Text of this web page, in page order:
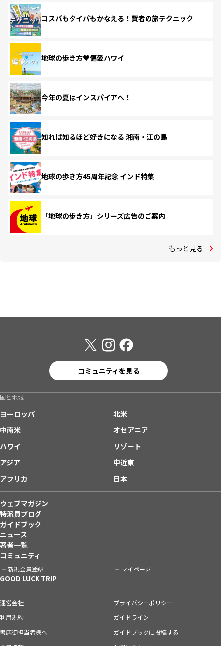
コスパもタイパもかなえる！賢者の旅テクニック
地球の歩き方♥偏愛ハワイ
今年の夏はインスパイアへ！
知れば知るほど好きになる 湘南・江の島
地球の歩き方45周年記念 インド特集
「地球の歩き方」シリーズ広告のご案内
もっと見る
コミュニティを見る
国と地域
ヨーロッパ
北米
中南米
オセアニア
ハワイ
リゾート
アジア
中近東
アフリカ
日本
ウェブマガジン
特派員ブログ
ガイドブック
ニュース
著者一覧
コミュニティ
新規会員登録 マイページ
GOOD LUCK TRIP
運営会社
プライバシーポリシー
利用規約
ガイドライン
書店御担当者様へ
ガイドブックに投稿する